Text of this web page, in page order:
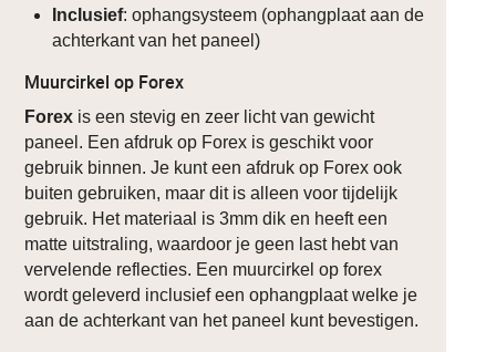
Inclusief: ophangsysteem (ophangplaat aan de
achterkant van het paneel)
Muurcirkel op Forex
Forex is een stevig en zeer licht van gewicht
paneel. Een afdruk op Forex is geschikt voor
gebruik binnen. Je kunt een afdruk op Forex ook
buiten gebruiken, maar dit is alleen voor tijdelijk
gebruik. Het materiaal is 3mm dik en heeft een
matte uitstraling, waardoor je geen last hebt van
vervelende reflecties. Een muurcirkel op forex
wordt geleverd inclusief een ophangplaat welke je
aan de achterkant van het paneel kunt bevestigen.